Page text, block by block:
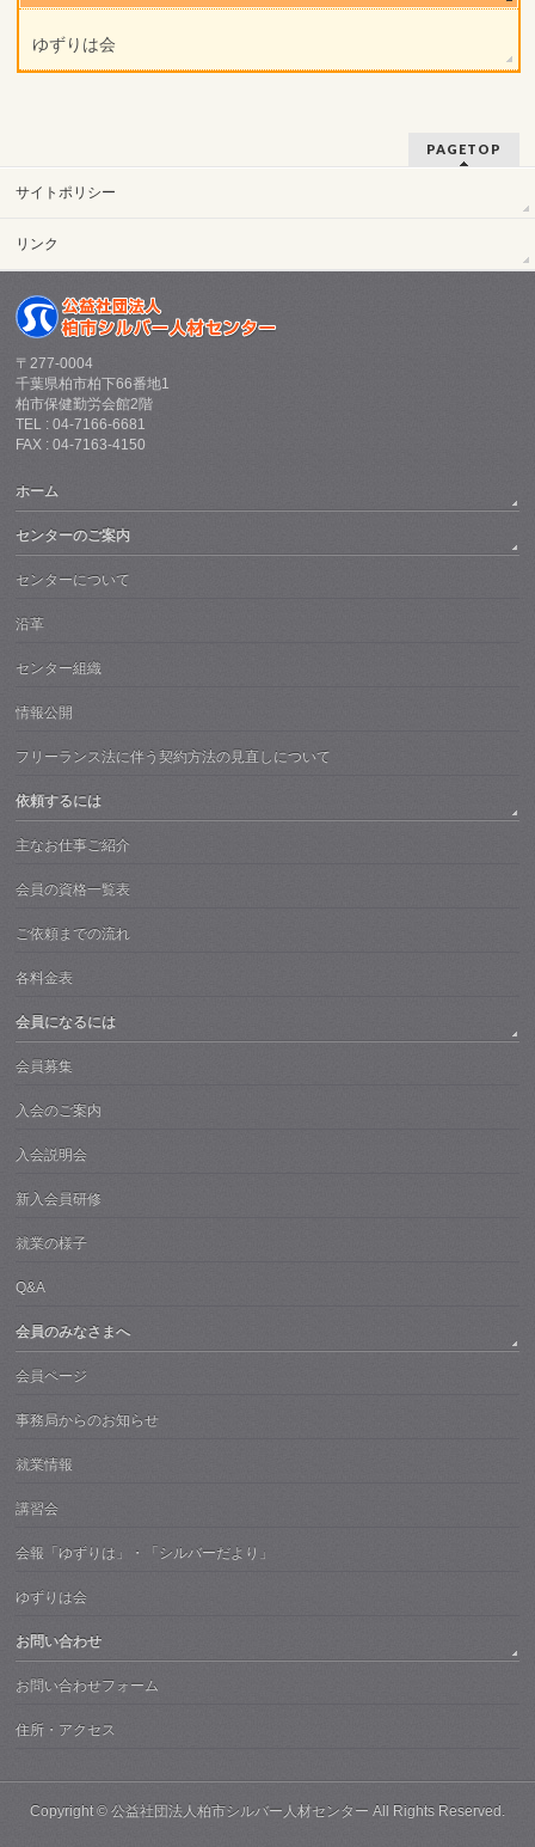
ゆずりは会
PAGETOP
サイトポリシー
リンク
〒277-0004
千葉県柏市柏下66番地1
柏市保健勤労会館2階
TEL : 04-7166-6681
FAX : 04-7163-4150
ホーム
センターのご案内
センターについて
沿革
センター組織
情報公開
フリーランス法に伴う契約方法の見直しについて
依頼するには
主なお仕事ご紹介
会員の資格一覧表
ご依頼までの流れ
各料金表
会員になるには
会員募集
入会のご案内
入会説明会
新入会員研修
就業の様子
Q&A
会員のみなさまへ
会員ページ
事務局からのお知らせ
就業情報
講習会
会報「ゆずりは」・「シルバーだより」
ゆずりは会
お問い合わせ
お問い合わせフォーム
住所・アクセス
Copyright © 公益社団法人柏市シルバー人材センター All Rights Reserved.